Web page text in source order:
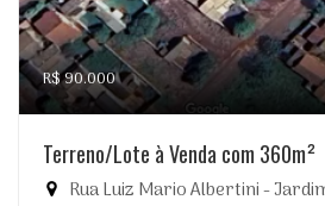
R$ 90.000
Terreno/Lote à Venda com 360m²
Rua Luiz Mario Albertini - Jardim